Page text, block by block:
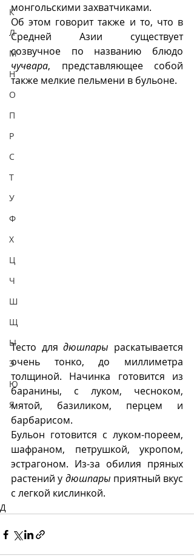
К
Л
М
Н
О
П
Р
С
Т
У
Ф
Х
Ц
Ч
Ш
Щ
Ы
Э
Ю
Я
монгольскими захватчиками.
Об этом говорит также и то, что в
Средней Азии существует
чучвара, представляющее собой
также мелкие пельмени в бульоне.
Тесто для дюшпары раскатывается
очень тонко, до миллиметра
толщиной. Начинка готовится из
баранины, с луком, чесноком,
мятой, базиликом, перцем и
барбарисом.
Бульон готовится с луком-пореем,
шафраном, петрушкой, укропом,
эстрагоном. Из-за обилия пряных
растений у дюшпары приятный вкус
с легкой кислинкой.
Д